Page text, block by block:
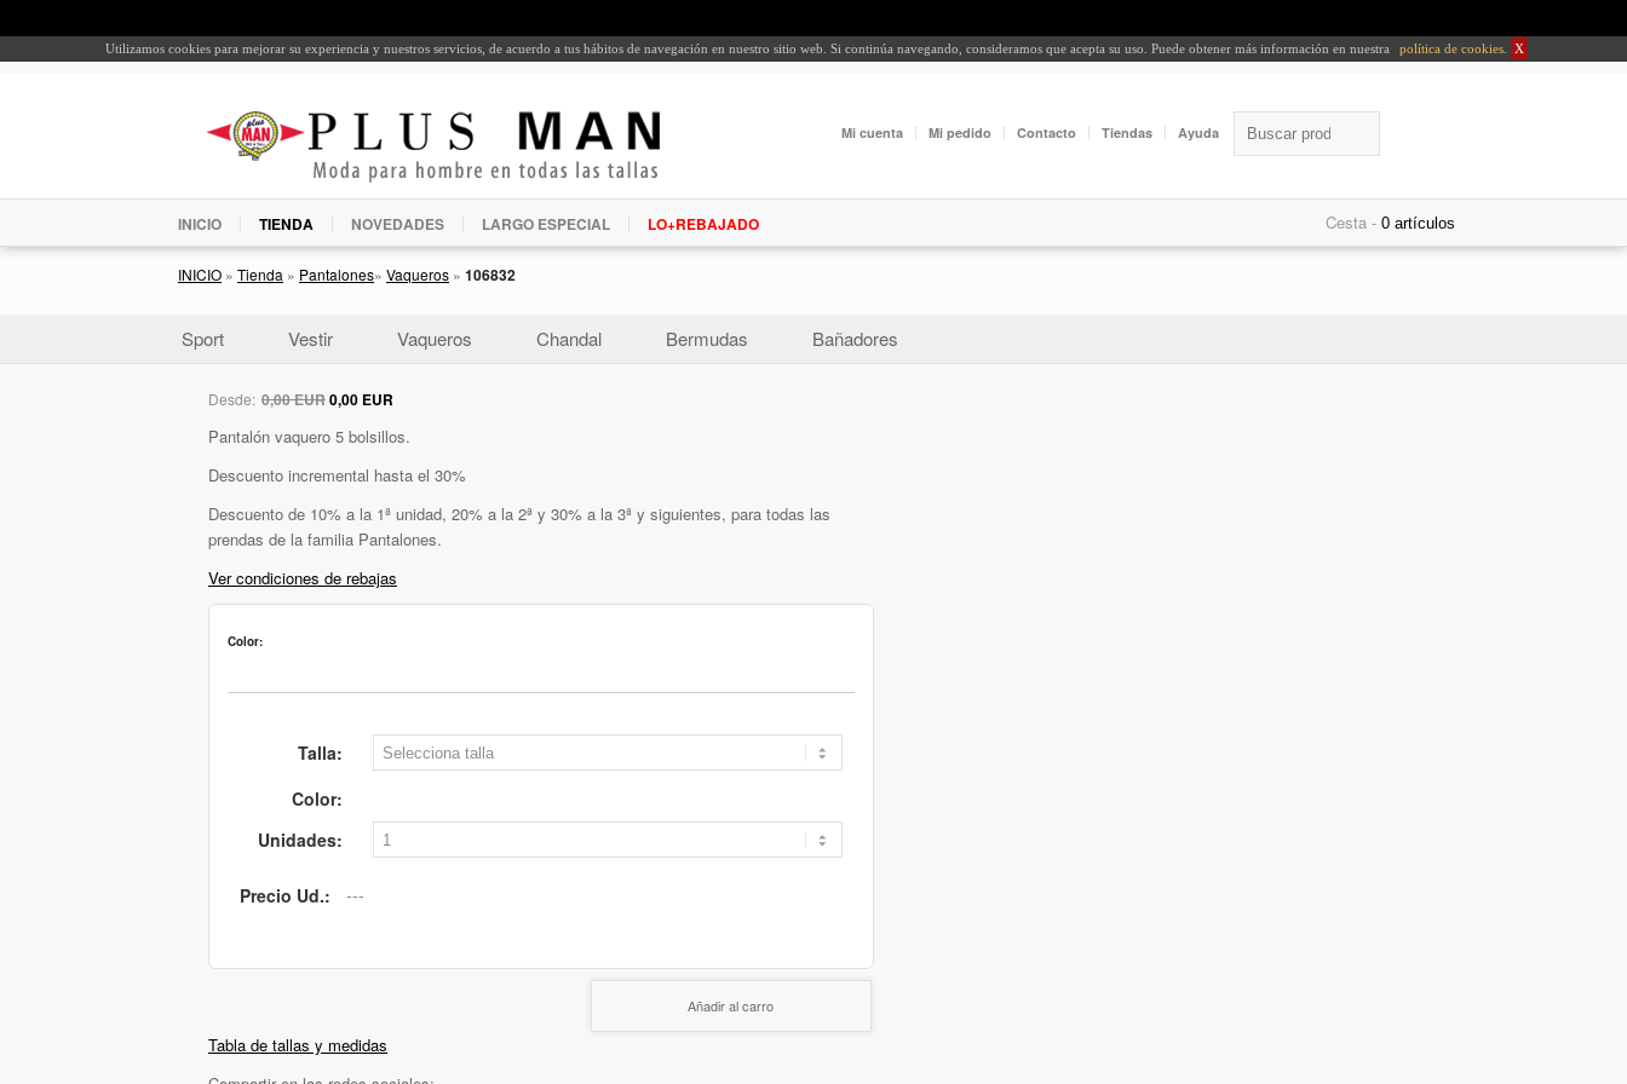
Utilizamos cookies para mejorar su experiencia y nuestros servicios, de acuerdo a tus hábitos de navegación en nuestro sitio web. Si continúa navegando, consideramos que acepta su uso. Puede obtener más información en nuestra política de cookies X
Mi cuenta Mi pedido Contacto Tiendas Ayuda
INICIO TIENDA NOVEDADES LARGO ESPECIAL LO+REBAJADO Cesta -
INICIO » Tienda » Pantalones» Vaqueros » 106832
Sport Vestir Vaqueros Chandal Bermudas Bañadores
Desde: 0,00 EUR0,00 EUR
Pantalón vaquero 5 bolsillos.
Descuento incremental hasta el 30%
Descuento de 10% a la 1ª unidad, 20% a la 2ª y 30% a la 3ª y siguientes, para todas las
prendas de la familia Pantalones.
Ver condiciones de rebajas
Color:
Talla:
Color:
Unidades:
Precio Ud.:
Añadir al carro
Tabla de tallas y medidas